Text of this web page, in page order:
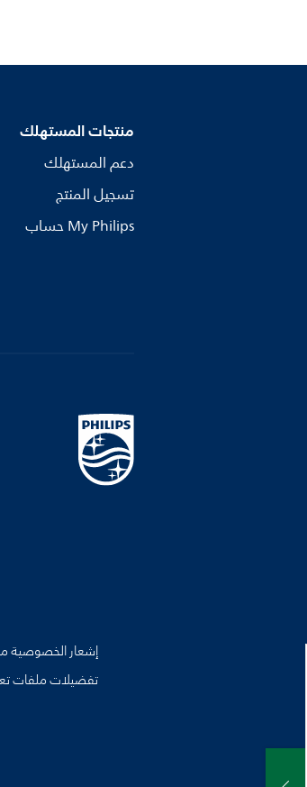
منتجات المستهلك
دعم المستهلك
تسجيل المنتج
My Philips حساب
إشعار الخصوصية
تفضيلات ملفات